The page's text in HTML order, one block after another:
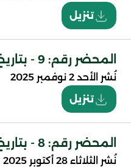
تنزيل
المحضر رقم: 9 - بتاريخ: 02/11/2025
نُشر الأحد 2 نوفمبر 2025
تنزيل
المحضر رقم: 8 - بتاريخ: 28/10/2025
نُشر
الثلاثاء 28 أكتوبر 2025